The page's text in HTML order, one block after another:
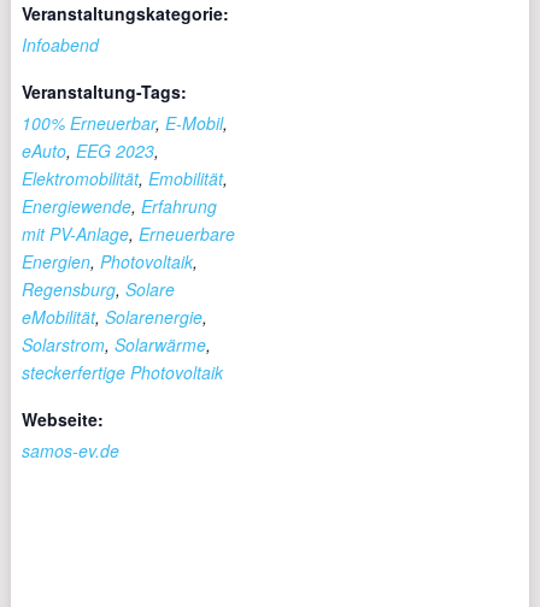
Veranstaltungskategorie:
Infoabend
Veranstaltung-Tags:
100% Erneuerbar, E-Mobil,
eAuto, EEG 2023,
Elektromobilität, Emobilität,
Energiewende, Erfahrung
mit PV-Anlage, Erneuerbare
Energien, Photovoltaik,
Regensburg, Solare
eMobilität, Solarenergie,
Solarstrom, Solarwärme,
steckerfertige Photovoltaik
Webseite:
samos-ev.de